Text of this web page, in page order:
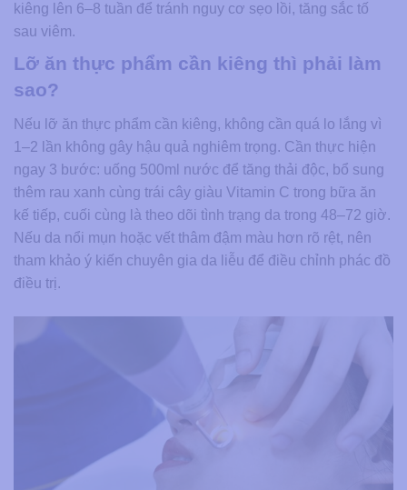
kiêng lên 6–8 tuần để tránh nguy cơ sẹo lồi, tăng sắc tố
sau viêm.
Lỡ ăn thực phẩm cần kiêng thì phải làm
sao?
Nếu lỡ ăn thực phẩm cần kiêng, không cần quá lo lắng vì
1–2 lần không gây hậu quả nghiêm trọng. Cần thực hiện
ngay 3 bước: uống 500ml nước để tăng thải độc, bổ sung
thêm rau xanh cùng trái cây giàu Vitamin C trong bữa ăn
kế tiếp, cuối cùng là theo dõi tình trạng da trong 48–72 giờ.
Nếu da nổi mụn hoặc vết thâm đậm màu hơn rõ rệt, nên
tham khảo ý kiến chuyên gia da liễu để điều chỉnh phác đồ
điều trị.